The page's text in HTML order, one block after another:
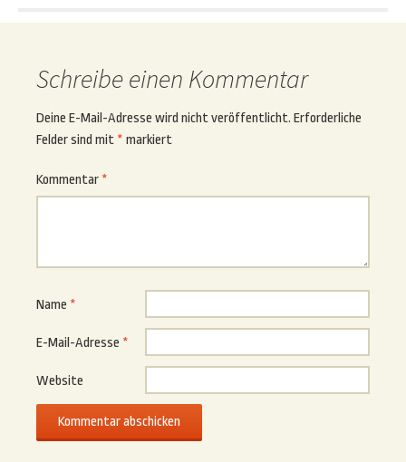
Schreibe einen Kommentar
Deine E-Mail-Adresse wird nicht veröffentlicht. Erforderliche
Felder sind mit * markiert
Kommentar *
Name *
E-Mail-Adresse *
Website